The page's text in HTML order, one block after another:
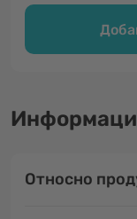
Относно